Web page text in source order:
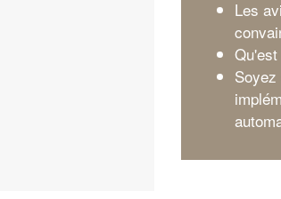
Les